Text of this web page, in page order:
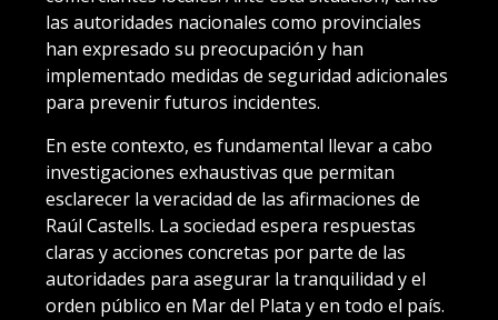
las autoridades nacionales como provinciales
han expresado su preocupación y han
implementado medidas de seguridad adicionales
para prevenir futuros incidentes.
En este contexto, es fundamental llevar a cabo
investigaciones exhaustivas que permitan
esclarecer la veracidad de las afirmaciones de
Raúl Castells. La sociedad espera respuestas
claras y acciones concretas por parte de las
autoridades para asegurar la tranquilidad y el
orden público en Mar del Plata y en todo el país.